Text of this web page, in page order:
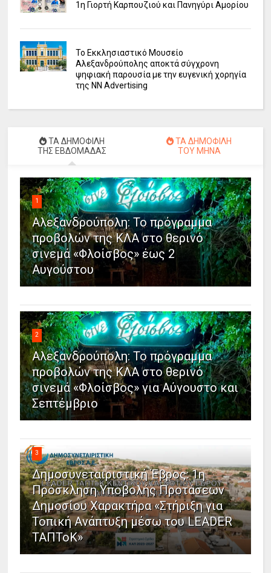
1η Γιορτή Καρπουζιού και Πανηγύρι Αμορίου
Το Εκκλησιαστικό Μουσείο
Αλεξανδρούπολης αποκτά σύγχρονη
ψηφιακή παρουσία με την ευγενική χορηγία
της NN Advertising
ΤΑ ΔΗΜΟΦΙΛΗ
ΤΗΣ ΕΒΔΟΜΑΔΑΣ
ΤΑ ΔΗΜΟΦΙΛΗ
ΤΟΥ ΜΗΝΑ
1
Αλεξανδρούπολη: Το πρόγραμμα
προβολών της ΚΛΑ στο θερινό
σινεμά «Φλοίσβος» έως 2
Αυγούστου
2
Αλεξανδρούπολη: Το πρόγραμμα
προβολών της ΚΛΑ στο θερινό
σινεμά «Φλοίσβος» για Αύγουστο και
Σεπτέμβριο
3
Δημοσυνεταιριστική Έβρος: 1η
Πρόσκληση Υποβολής Προτάσεων
Δημοσίου Χαρακτήρα «Στήριξη για
Τοπική Ανάπτυξη μέσω του LEADER
ΤΑΠΤοΚ»